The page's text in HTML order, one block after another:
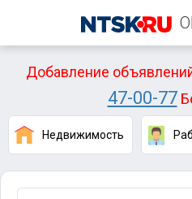
Добавление
47-00-77
Недвижимость